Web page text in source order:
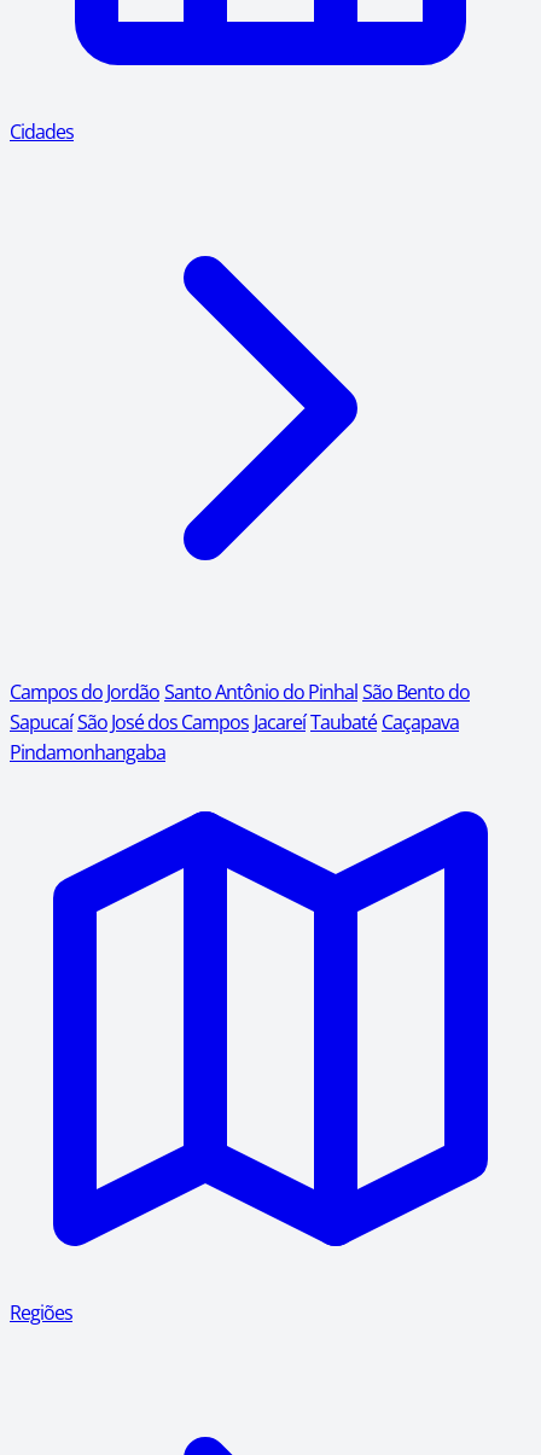
Cidades
Campos do JordãoSanto Antônio do PinhalSão Bento do
SapucaíSão José dos Campos JacareíTaubaté Caçapava
Pindamonhangaba
Regiões